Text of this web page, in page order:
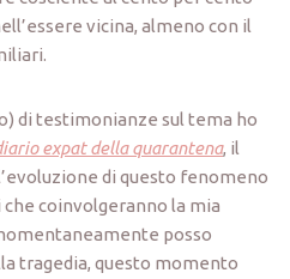
vicina, almeno con il
di testimonianze sul tema ho
expat della quarantena, il
di questo fenomeno
coinvolgeranno la mia
posso
tragedia, questo momento